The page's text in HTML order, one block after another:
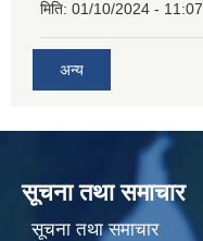
मिति: 01/10/2024 - 11:07
अन्य
सूचना तथा समाचार
सूचना तथा समाचार